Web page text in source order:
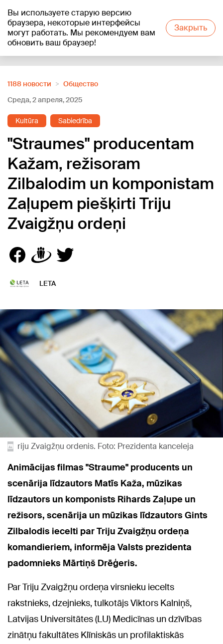
Вы используете старую версию
браузера, некоторые интерфейсы
могут работать. Мы рекомендуем вам
обновить ваш браузер!
Закрыть
+17°C
1188 новости
Oбщество
Среда, 2 апреля, 2025
Kultūra Sabiedrība
"Straumes" producentam
Kažam, režisoram
Zilbalodim un komponistam
Zaļupem piešķirti Triju
Zvaigžņu ordeņi
LETA
riju Zvaigžņu ordenis. Foto: Prezidenta kanceleja
Animācijas filmas "Straume" producents un
scenārija līdzautors Matīs Kaža, mūzikas
līdzautors un komponists Rihards Zaļupe un
režisors, scenārija un mūzikas līdzautors Gints
Zilbalodis iecelti par Triju Zvaigžņu ordeņa
komandieriem, informēja Valsts prezidenta
padomnieks Mārtiņš Drēģeris.
Par Triju Zvaigžņu ordeņa virsnieku iecelts
rakstnieks, dzejnieks, tulkotājs Viktors Kalniņš,
Latvijas Universitātes (LU) Medicīnas un dzīvības
zinātņu fakultātes Klīniskās un profilaktiskās